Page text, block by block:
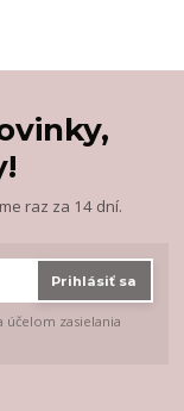
raz za 14 dní.
Prihlásiť sa
účelom zasielania